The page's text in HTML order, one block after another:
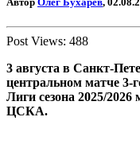
Post Views: 488
3 августа в Санкт-
центральном матче
Лиги сезона 2025/
ЦСКА.